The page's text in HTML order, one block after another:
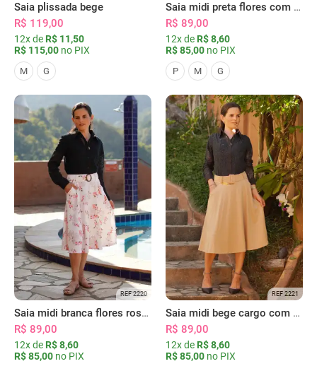
Saia plissada bege
R$ 119,00
12x de R$ 11,50
R$ 115,00 no PIX
M G
Saia midi preta flores com bolsos
R$ 89,00
12x de R$ 8,60
R$ 85,00 no PIX
P M G
REF 2220
Saia midi branca flores rosas com bolsos
R$ 89,00
12x de R$ 8,60
R$ 85,00 no PIX
REF 2221
Saia midi bege cargo com bolsos
R$ 89,00
12x de R$ 8,60
R$ 85,00 no PIX